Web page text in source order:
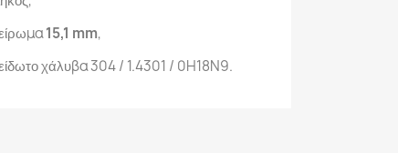
15,1 mm,
χάλυβα 304 / 1.4301 / 0H18N9.